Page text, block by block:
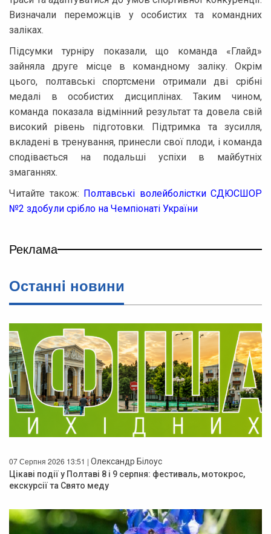
Визначали переможців у особистих та командних
заліках.
Підсумки турніру показали, що команда «Глайд»
зайняла друге місце в командному заліку. Окрім
цього, полтавські спортсмени отримали дві срібні
медалі в особистих дисциплінах. Таким чином,
команда показала відмінний результат та довела свій
високий рівень підготовки. Підтримка та зусилля,
вкладені в тренування, принесли свої плоди, і команда
сподівається на подальші успіхи в майбутніх
змаганнях.
Читайте також: Полтавські волейболістки СДЮСШОР
№2 здобули срібло на Чемпіонаті України
Реклама
Останнi новини
07 Серпня 2026 13:51 | Олександр Білоус
Цікаві події у Полтаві 8 і 9 серпня: фестиваль, мотокрос,
екскурсії та Свято меду